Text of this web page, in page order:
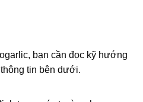
bạn cần đọc kỹ hướng
tin bên dưới.